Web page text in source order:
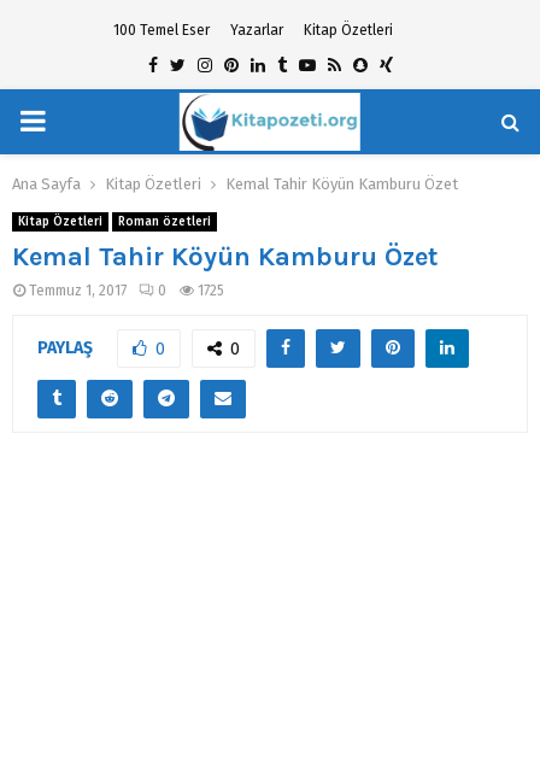
100 Temel Eser Yazarlar Kitap Özetleri
Facebook
TwitterInstagram
Pinterest
Linkedin
TumblrYoutube
RssSnapchat
Xing
PRIMARY
MENU
Ana Sayfa Kitap Özetleri Kemal Tahir Köyün Kamburu Özet
Kitap Özetleri Roman özetleri
Kemal Tahir Köyün Kamburu Özet
Temmuz 1, 2017 0 1725
PAYLAŞ 0 0